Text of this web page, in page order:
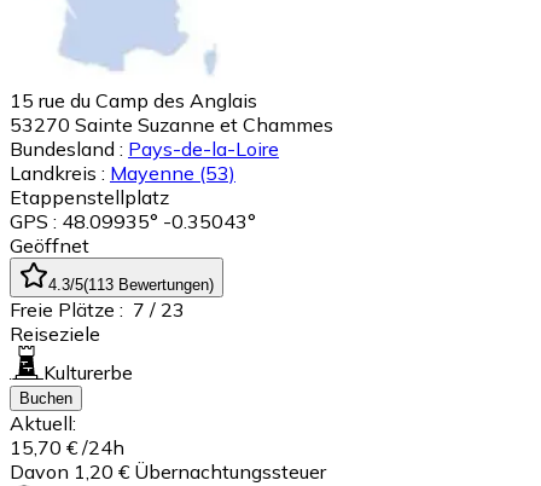
15 rue du Camp des Anglais
53270 Sainte Suzanne et Chammes
Bundesland : Pays-de-la-Loire
Landkreis : Mayenne (53)
Etappenstellplatz
GPS : 48.09935° -0.35043°
Geöffnet
4.3/5(113 Bewertungen)
Freie Plätze : 7 / 23
Reiseziele
Kulturerbe
Buchen
Aktuell:
15,70 € /24h
Davon 1,20 € Übernachtungssteuer